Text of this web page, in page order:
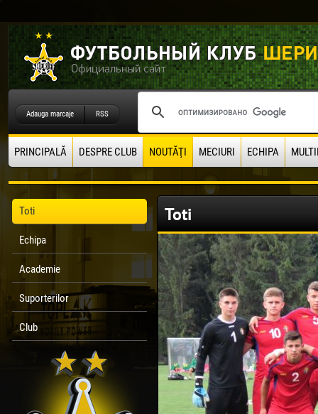
Adauga marcaje RSS
PRINCIPALĂ DESPRE CLUB NOUTĂŢI MECIURI ECHIPA
Toti
Echipa
Academie
Suporterilor
Club
Toti